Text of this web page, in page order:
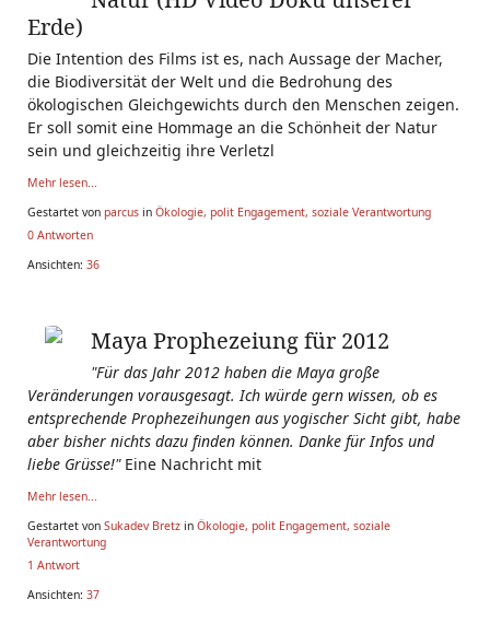
Erde)
Die Intention des Films ist es, nach Aussage der Macher,
die Biodiversität der Welt und die Bedrohung des
ökologischen Gleichgewichts durch den Menschen zeigen.
Er soll somit eine Hommage an die Schönheit der Natur
sein und gleichzeitig ihre Verletzl
Mehr lesen...
Gestartet von parcus in Ökologie, polit Engagement, soziale Verantwortung
0 Antworten
Ansichten: 36
Maya Prophezeiung für 2012
"Für das Jahr 2012 haben die Maya große
Veränderungen vorausgesagt. Ich würde gern wissen, ob es
entsprechende Prophezeihungen aus yogischer Sicht gibt, habe
aber bisher nichts dazu finden können. Danke für Infos und
liebe Grüsse!"Eine Nachricht mit
Mehr lesen...
Gestartet von Sukadev Bretz in Ökologie, polit Engagement, soziale
Verantwortung
1 Antwort
Ansichten: 37